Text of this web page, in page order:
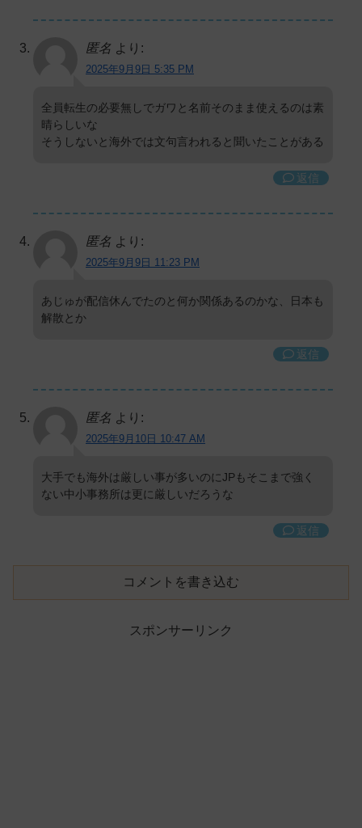
匿名 より:
2025年9月9日 5:35 PM
全員転生の必要無しでガワと名前そのまま使えるのは素
晴らしいな
そうしないと海外では文句言われると聞いたことがある
返信
匿名 より:
2025年9月9日 11:23 PM
あじゅが配信休んでたのと何か関係あるのかな、日本も
解散とか
返信
匿名 より:
2025年9月10日 10:47 AM
大手でも海外は厳しい事が多いのにJPもそこまで強く
ない中小事務所は更に厳しいだろうな
返信
コメントを書き込む
スポンサーリンク